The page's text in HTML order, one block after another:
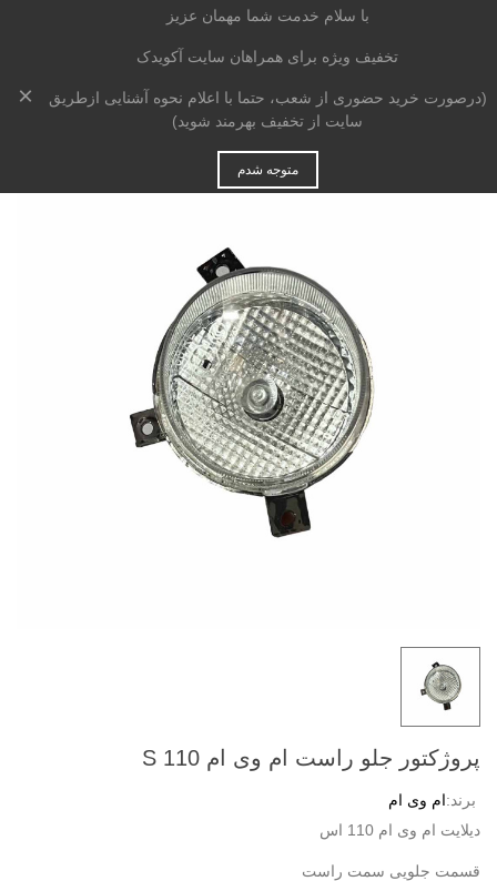
خانه > بدنه > چراغ > مه شکن / دیلایت > پروژکتور جلو راست ام
پروژکتور جلو راست ام وی ام 110 S
برند:ام وی ام
دیلایت ام وی ام 110 اس
قسمت جلویی سمت راست
با سلام خدمت شما مهمان عزیز
تخفیف ویژه برای همراهان سایت آکویدک
(درصورت خرید حضوری از شعب، حتما با اعلام نحوه آشنایی ازطریق
سایت از تخفیف بهرمند شوید)
متوجه شدم
×